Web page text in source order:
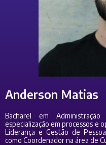
Anderson Matias
Bacharel em
especialização em processos e
Liderança e Gestão de
como Coordenador na área de